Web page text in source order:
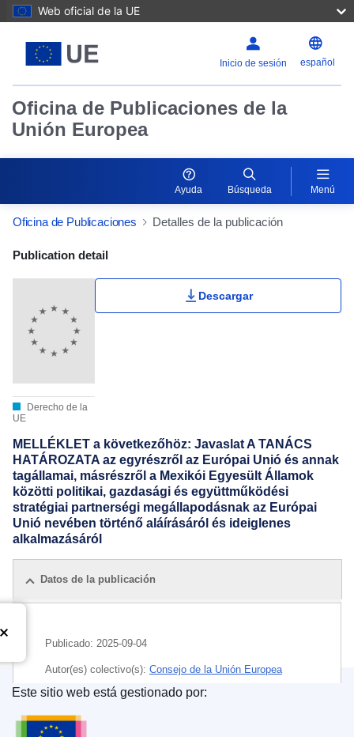
Web oficial de la UE
Inicio de sesión español
Oficina de Publicaciones de la
Unión Europea
Ayuda Búsqueda Menú
Oficina de Publicaciones Detalles de la publicación
Publication Detail Actions Portlet
Publication detail
Derecho de la
UE
Descargar
MELLÉKLET a következőhöz: Javaslat A TANÁCS
HATÁROZATA az egyrészről az Európai Unió és annak
tagállamai, másrészről a Mexikói Egyesült Államok
közötti politikai, gazdasági és együttműködési
stratégiai partnerségi megállapodásnak az Európai
Unió nevében történő aláírásáról és ideiglenes
alkalmazásáról
Datos de la publicación
Publicado: 2025-09-04
Autor(es) colectivo(s): Consejo de la Unión Europea
IMMC : ST 12460 2025 ADD 2
Oficina de Publicaciones de la Unión Europea
Este sitio web está gestionado por: